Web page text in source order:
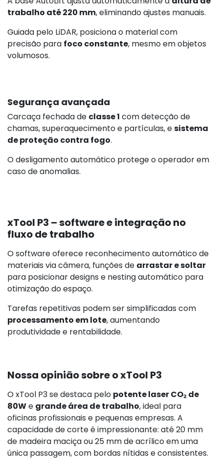
trabalho até 220 mm, eliminando ajustes manuais.
Guiada pelo LiDAR, posiciona o material com
precisão para foco constante, mesmo em objetos
volumosos.
Segurança avançada
Carcaça fechada de classe 1 com detecção de
chamas, superaquecimento e partículas, esistema
de proteção contra fogo.
O desligamento automático protege o operador em
caso de anomalias.
xTool P3 – software e integração no
fluxo de trabalho
O software oferece reconhecimento automático de
materiais via câmera, funções de arrastar e soltar
para posicionar designs e nesting automático para
otimização do espaço.
Tarefas repetitivas podem ser simplificadas com
processamento em lote, aumentando
produtividade e rentabilidade.
Nossa opinião sobre o xTool P3
O xTool P3 se destaca pelo potente laser CO₂ de
80We grande área de trabalho, ideal para
oficinas profissionais e pequenas empresas. A
capacidade de corte é impressionante: até 20 mm
de madeira maciça ou 25 mm de acrílico em uma
única passagem, com bordas nítidas e consistentes.